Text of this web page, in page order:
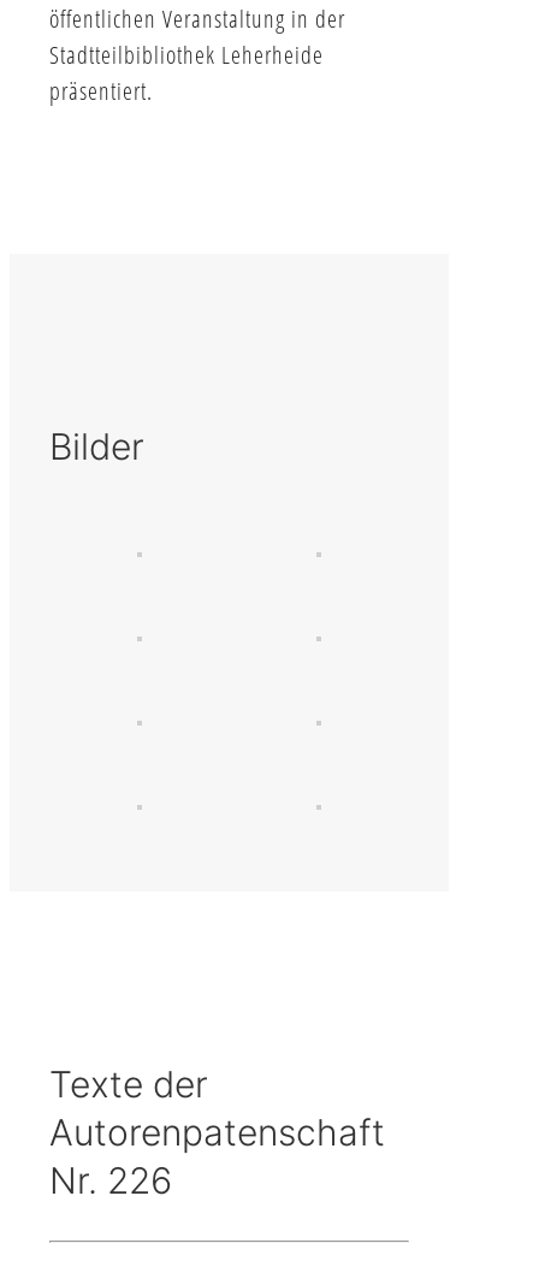
öffentlichen Veranstaltung in der
Stadtteilbibliothek Leherheide
präsentiert.
Bilder
Texte der
Autorenpatenschaft
Nr. 226